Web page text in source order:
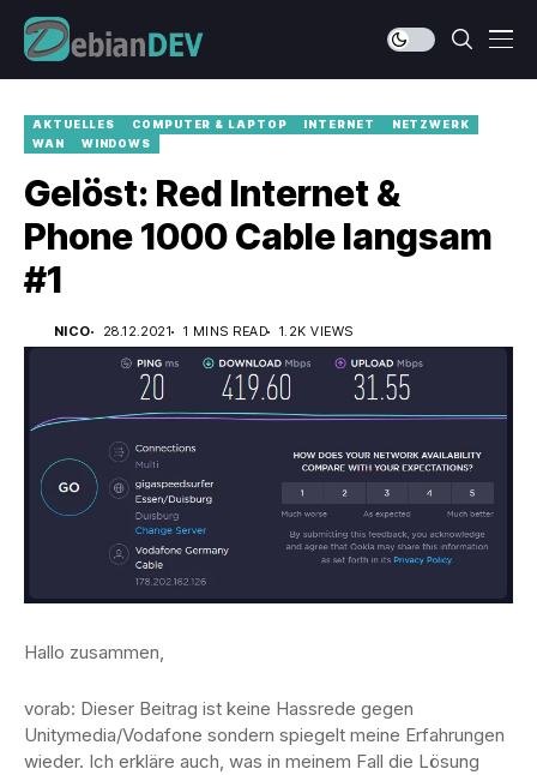
AKTUELLES COMPUTER & LAPTOP INTERNET
NETZWERK
WAN
WINDOWS
Gelöst: Red Internet &
Phone 1000 Cable langsam
#1
NICO 28.12.2021 1 MINS READ 1.2K VIEWS
Hallo zusammen,
vorab: Dieser Beitrag ist keine Hassrede gegen
Unitymedia/Vodafone sondern spiegelt meine Erfahrungen
wieder. Ich erkläre auch, was in meinem Fall die Lösung